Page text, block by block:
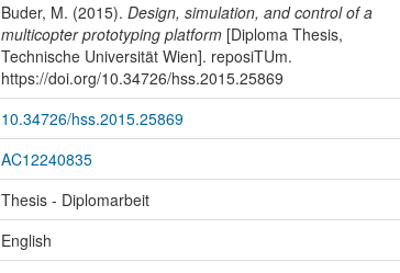
Buder, M. (2015). Design, simulation, and control of a
multicopter prototyping platform[Diploma Thesis,
Technische Universität Wien]. reposiTUm.
https://doi.org/10.34726/hss.2015.25869
10.34726/hss.2015.25869
AC12240835
Thesis - Diplomarbeit
English